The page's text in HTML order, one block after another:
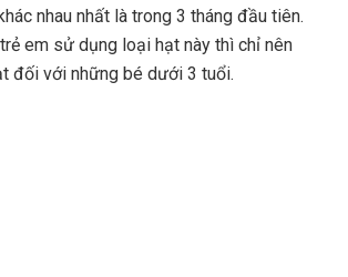
nhau nhất là trong 3 tháng đầu tiên.
em sử dụng loại hạt này thì chỉ nên
đối với những bé dưới 3 tuổi.